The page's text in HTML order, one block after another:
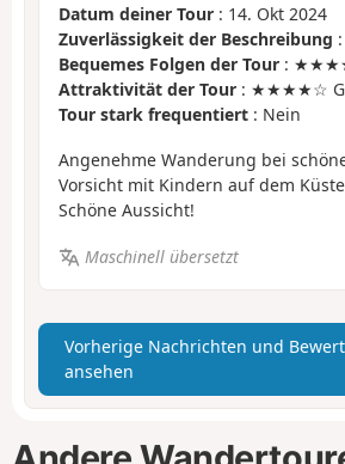
Datum deiner Tour : 14. Okt 2024
Zuverlässigkeit der Beschreibung
Bequemes Folgen der Tour :
Attraktivität der Tour : ★★★★☆
Tour stark frequentiert : Nein
Angenehme Wanderung bei
Vorsicht mit Kindern auf dem
Schöne Aussicht!
Maschinell übersetzt
Vorherige Nachrichten und
ansehen